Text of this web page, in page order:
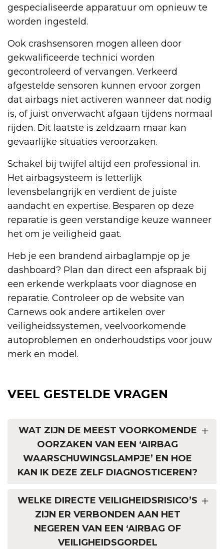
gespecialiseerde apparatuur om opnieuw te
worden ingesteld.
Ook crashsensoren mogen alleen door
gekwalificeerde technici worden
gecontroleerd of vervangen. Verkeerd
afgestelde sensoren kunnen ervoor zorgen
dat airbags niet activeren wanneer dat nodig
is, of juist onverwacht afgaan tijdens normaal
rijden. Dit laatste is zeldzaam maar kan
gevaarlijke situaties veroorzaken.
Schakel bij twijfel altijd een professional in.
Het airbagsysteem is letterlijk
levensbelangrijk en verdient de juiste
aandacht en expertise. Besparen op deze
reparatie is geen verstandige keuze wanneer
het om je veiligheid gaat.
Heb je een brandend airbaglampje op je
dashboard? Plan dan direct een afspraak bij
een erkende werkplaats voor diagnose en
reparatie. Controleer op de website van
Carnews ook andere artikelen over
veiligheidssystemen, veelvoorkomende
autoproblemen en onderhoudstips voor jouw
merk en model.
VEEL GESTELDE VRAGEN
WAT ZIJN DE MEEST VOORKOMENDE
OORZAKEN VAN EEN ‘AIRBAG
WAARSCHUWINGSLAMPJE’ EN HOE
KAN IK DEZE ZELF DIAGNOSTICEREN?
WELKE DIRECTE VEILIGHEIDSRISICO’S
ZIJN ER VERBONDEN AAN HET
NEGEREN VAN EEN ‘AIRBAG OF
VEILIGHEIDSGORDEL